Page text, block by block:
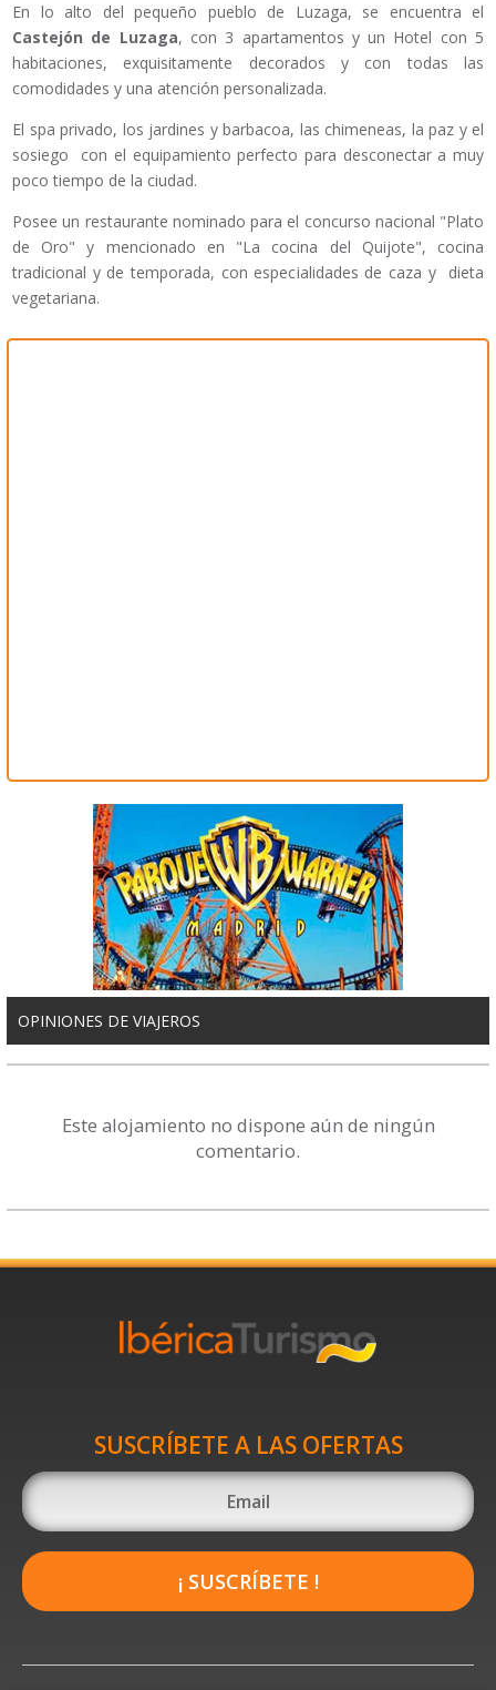
En lo alto del pequeño pueblo de Luzaga, se encuentra el
Castejón de Luzaga, con 3 apartamentos y un Hotel con 5
habitaciones, exquisitamente decorados y con todas las
comodidades y una atención personalizada.
El spa privado, los jardines y barbacoa, las chimeneas, la paz y el
sosiego con el equipamiento perfecto para desconectar a muy
poco tiempo de la ciudad.
Posee un restaurante nominado para el concurso nacional "Plato
de Oro" y mencionado en "La cocina del Quijote", cocina
tradicional y de temporada, con especialidades de caza y dieta
vegetariana.
OPINIONES DE VIAJEROS
Este alojamiento no dispone aún de ningún
comentario.
SUSCRÍBETE A LAS OFERTAS
¡ SUSCRÍBETE !